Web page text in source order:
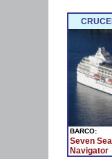
BARCO:
Seven
Navigator